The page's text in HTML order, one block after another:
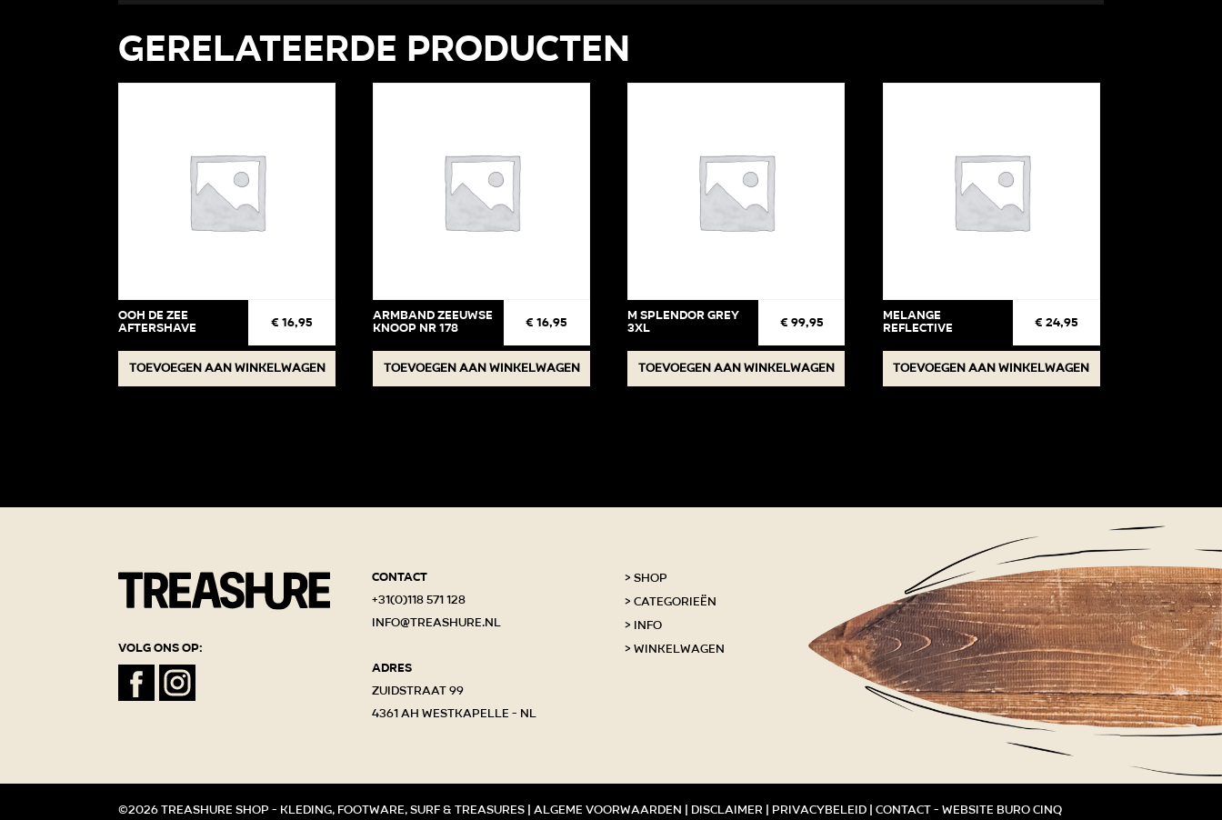
Gerelateerde producten
ooh de zee
aftershave € 16,95
Toevoegen aan winkelwagen
Armband Zeeuwse
knoop Nr 178 € 16,95
Toevoegen aan winkelwagen
M Splendor Grey
3XL € 99,95
Toevoegen aan winkelwagen
Melange
Reflective € 24,95
Toevoegen aan winkelwagen
Volg ons op:
Contact
+31(0)118 571 128
info@treashure.nl
Adres
Zuidstraat 99
4361 AH Westkapelle - NL
Shop
Categorieën
Info
Winkelwagen
©2026 Treashure shop - kleding, footware, surf & treasures | Algeme voorwaarden | Disclaimer | Privacybeleid | Contact- Website Buro Cinq